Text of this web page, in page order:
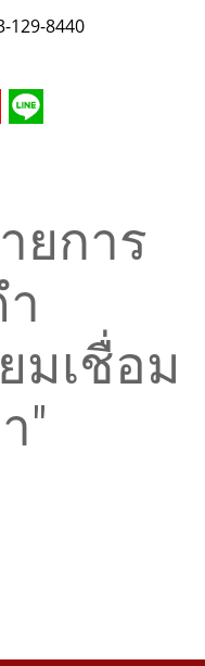
129-8440
ยการ
มเชื่อม
"